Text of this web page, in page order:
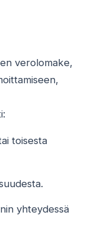
verolomake,
toisesta
yhteydessä